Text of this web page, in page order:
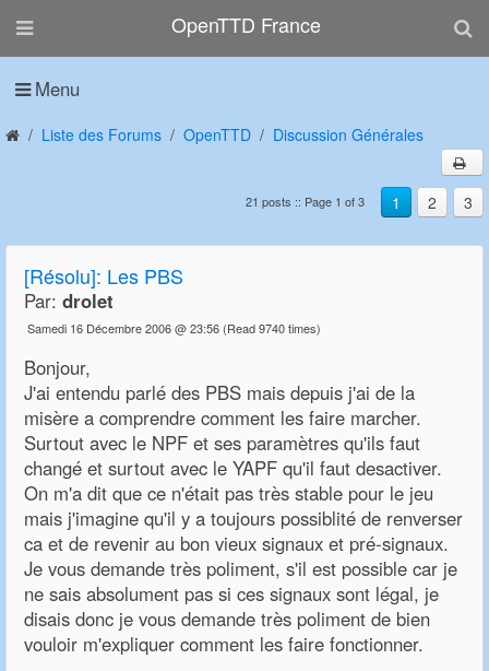
OpenTTD France
Menu
Liste des Forums OpenTTD Discussion Générales
1 2 3
21 posts :: Page 1 of 3
[Résolu]: Les PBS
Par: drolet
Samedi 16 Décembre 2006 @ 23:56 (Read 9740 times)
Bonjour,
J'ai entendu parlé des PBS mais depuis j'ai de la
misère a comprendre comment les faire marcher.
Surtout avec le NPF et ses paramètres qu'ils faut
changé et surtout avec le YAPF qu'il faut desactiver.
On m'a dit que ce n'était pas très stable pour le jeu
mais j'imagine qu'il y a toujours possiblité de renverser
ca et de revenir au bon vieux signaux et pré-signaux.
Je vous demande très poliment, s'il est possible car je
ne sais absolument pas si ces signaux sont légal, je
disais donc je vous demande très poliment de bien
vouloir m'expliquer comment les faire fonctionner.